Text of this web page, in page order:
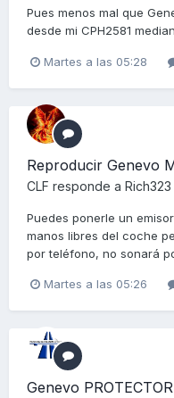
Pues menos mal que
desde mi CPH2581
Martes a las 05:28
Reproducir Genevo
CLF responde a Rich323
Puedes ponerle un
manos libres del coche
por teléfono, no sonará
Martes a las 05:26
Genevo